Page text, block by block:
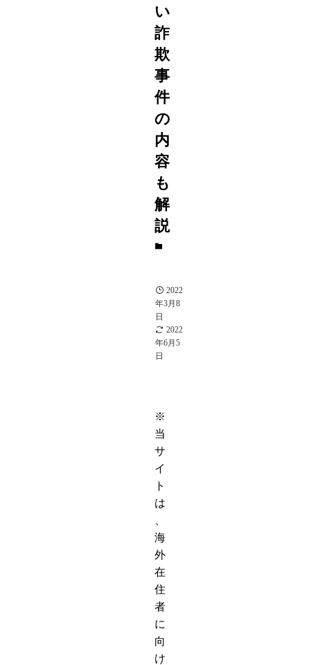
い
詐
欺
事
件
の
内
容
も
解
説
2022
年3月8
日
2022
年6月5
日
※
当
サ
イ
ト
は
海
外
在
住
者
に
向
け